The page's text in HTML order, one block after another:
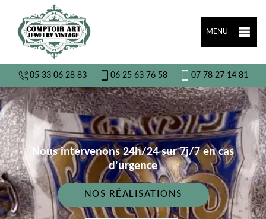
MENU
05 33 06 28 83 06 25 63 76 58 07 78 27 14 81
Nous intervenons 24h/24 sur 7j/7 en cas
d'urgence
NOS RÉALISATIONS